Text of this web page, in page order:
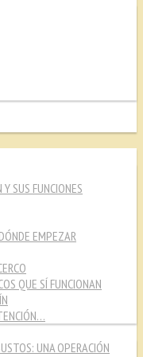
Y SUS FUNCIONES
EMPEZAR
QUE SÍ FUNCIONAN
UNA OPERACIÓN